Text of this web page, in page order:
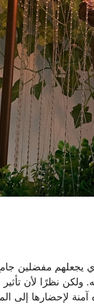
يجعلهم مفضلين
نظرًا لأن تأثير
لإحضارها إلى